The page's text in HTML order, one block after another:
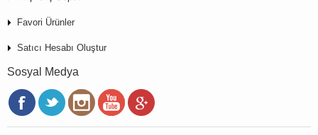
Favori Ürünler
Satıcı Hesabı Oluştur
Sosyal Medya